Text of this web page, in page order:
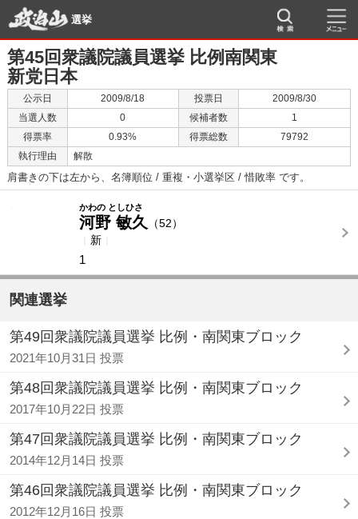
選挙
第45回衆議院議員選挙 比例南関東
新党日本
公示日 2009/8/18 投票日
2009/8/30
当選人数
0 候補者数
1
得票率
0.93% 得票総数
79792
執行理由
解散
肩書きの下は左から、名簿順位 / 重複・小選挙区 / 惜敗率 です。
かわの としひさ
河野 敏久
（52）
新
1
関連選挙
第49回衆議院議員選挙 比例・南関東ブロック
2021年10月31日 投票
第48回衆議院議員選挙 比例・南関東ブロック
2017年10月22日 投票
第47回衆議院議員選挙 比例・南関東ブロック
2014年12月14日 投票
第46回衆議院議員選挙 比例・南関東ブロック
2012年12月16日 投票